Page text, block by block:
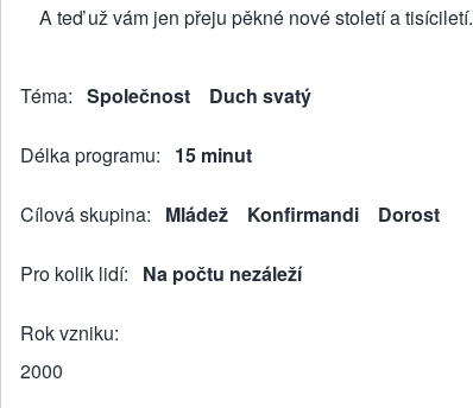
A teď už vám jen přeju pěkné nové století a tisíciletí.
Téma Společnost Duch svatý
Délka programu 15 minut
Cílová skupina Mládež Konfirmandi Dorost
Pro kolik lidí Na počtu nezáleží
Rok vzniku
2000